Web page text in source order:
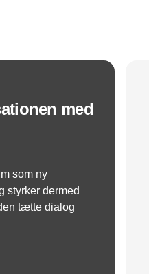
med
som ny
styrker dermed
tætte dialog